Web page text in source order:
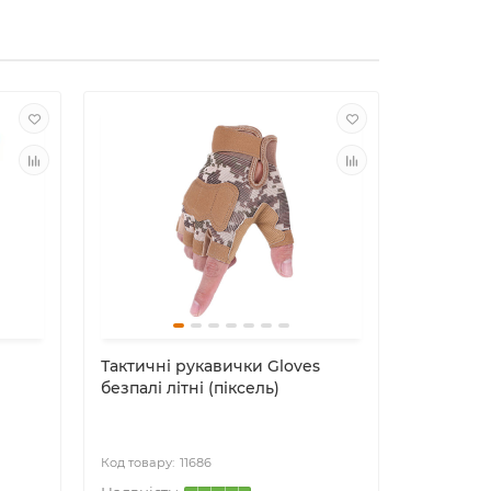
Тактичні рукавички Gloves
безпалі літні (піксель)
11686